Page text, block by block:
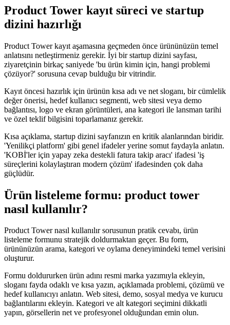
Product Tower kayıt süreci ve startup
dizini hazırlığı
Product Tower kayıt aşamasına geçmeden önce ürününüzün temel
anlatısını netleştirmeniz gerekir. İyi bir startup dizini sayfası,
ziyaretçinin birkaç saniyede 'bu ürün kimin için, hangi problemi
çözüyor?' sorusuna cevap bulduğu bir vitrindir.
Kayıt öncesi hazırlık için ürünün kısa adı ve net sloganı, bir cümlelik
değer önerisi, hedef kullanıcı segmenti, web sitesi veya demo
bağlantısı, logo ve ekran görüntüleri, ana kategori ile lansman tarihi
ve özel teklif bilgisini toparlamanız gerekir.
Kısa açıklama, startup dizini sayfanızın en kritik alanlarından biridir.
'Yenilikçi platform' gibi genel ifadeler yerine somut faydayla anlatın.
'KOBİ'ler için yapay zeka destekli fatura takip aracı' ifadesi 'iş
süreçlerini kolaylaştıran modern çözüm' ifadesinden çok daha
güçlüdür.
Ürün listeleme formu: product tower
nasıl kullanılır?
Product Tower nasıl kullanılır sorusunun pratik cevabı, ürün
listeleme formunu stratejik doldurmaktan geçer. Bu form,
ürününüzün arama, kategori ve oylama deneyimindeki temel verisini
oluşturur.
Formu doldururken ürün adını resmi marka yazımıyla ekleyin,
sloganı fayda odaklı ve kısa yazın, açıklamada problemi, çözümü ve
hedef kullanıcıyı anlatın. Web sitesi, demo, sosyal medya ve kurucu
bağlantılarını ekleyin. Kategori ve alt kategori seçimini dikkatli
yapın, görsellerin net ve profesyonel olduğundan emin olun.